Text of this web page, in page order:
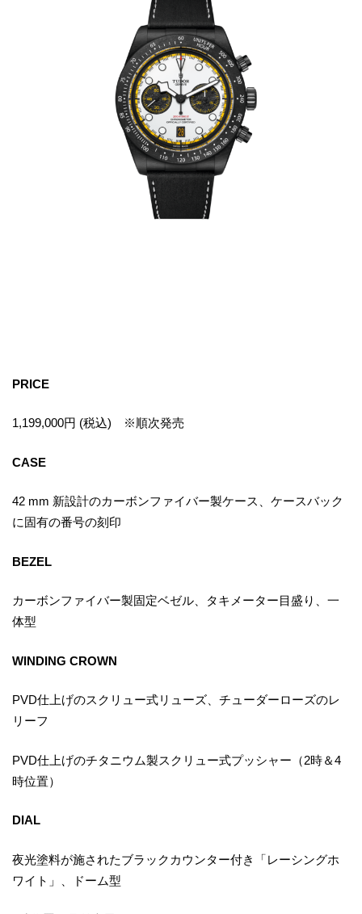
PRICE
1,199,000円 (税込) ※順次発売
CASE
42 mm 新設計のカーボンファイバー製ケース、ケースバック
に固有の番号の刻印
BEZEL
カーボンファイバー製固定ベゼル、タキメーター目盛り、一
体型
WINDING CROWN
PVD仕上げのスクリュー式リューズ、チューダーローズのレ
リーフ
PVD仕上げのチタニウム製スクリュー式プッシャー（2時＆4
時位置）
DIAL
夜光塗料が施されたブラックカウンター付き「レーシングホ
ワイト」、ドーム型